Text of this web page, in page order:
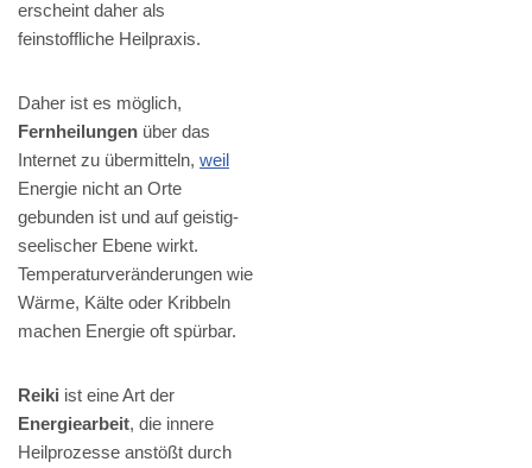
erscheint daher als
feinstoffliche Heilpraxis.
Daher ist es möglich,
Fernheilungen über das
Internet zu übermitteln, weil
Energie nicht an Orte
gebunden ist und auf geistig-
seelischer Ebene wirkt.
Temperaturveränderungen wie
Wärme, Kälte oder Kribbeln
machen Energie oft spürbar.
Reiki ist eine Art der
Energiearbeit, die innere
Heilprozesse anstößt durch